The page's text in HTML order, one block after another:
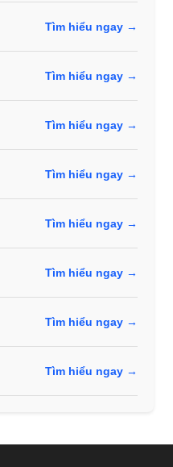
Tìm hiểu ngay →
Tìm hiểu ngay →
Tìm hiểu ngay →
Tìm hiểu ngay →
Tìm hiểu ngay →
Tìm hiểu ngay →
Tìm hiểu ngay →
Tìm hiểu ngay →